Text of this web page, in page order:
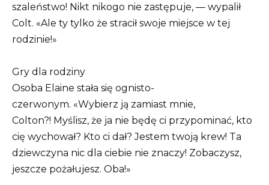
szaleństwo! Nikt nikogo nie zastępuje, — wypalił
Colt. «Ale ty tylko że stracił swoje miejsce w tej
rodzinie!»
Gry dla rodziny
Osoba Elaine stała się ognisto-
czerwonym. «Wybierz ją zamiast mnie,
Colton?! Myślisz, że ja nie będę ci przypominać, kto
cię wychował? Kto ci dał? Jestem twoją krew! Ta
dziewczyna nic dla ciebie nie znaczy! Zobaczysz,
jeszcze pożałujesz. Oba!»